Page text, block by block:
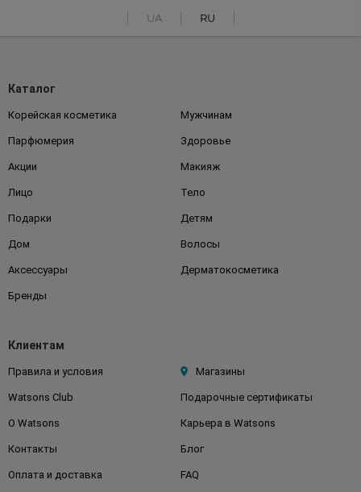
UA RU
Каталог
Корейская косметика Мужчинам
Парфюмерия Здоровье
Акции Макияж
Лицо Тело
Подарки Детям
Дом Волосы
Аксессуары Дерматокосметика
Бренды
Клиентам
Правила и условия Магазины
Watsons Club Подарочные сертификаты
О Watsons Карьера в Watsons
Контакты Блог
Оплата и доставка FAQ